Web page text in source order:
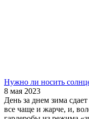
Нужно ли носить
8 мая 2023
День за днем зима
все чаще и жарче, и,